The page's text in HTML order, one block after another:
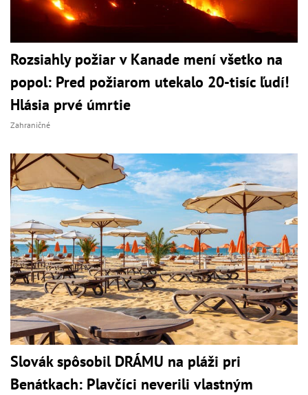
Rozsiahly požiar v Kanade mení všetko na
popol: Pred požiarom utekalo 20-tisíc ľudí!
Hlásia prvé úmrtie
Zahraničné
Slovák spôsobil DRÁMU na pláži pri
Benátkach: Plavčíci neverili vlastným